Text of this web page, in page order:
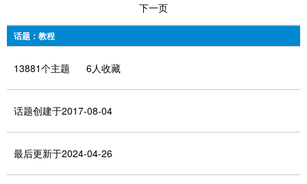
下一页
话题：教程
13881个主题 6人收藏
话题创建于2017-08-04
最后更新于2024-04-26